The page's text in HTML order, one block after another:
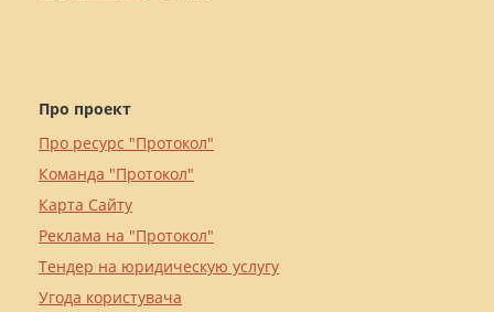
Про проект
Про ресурс "Протокол"
Команда "Протокол"
Карта Сайту
Реклама на "Протокол"
Тендер на юридическую услугу
Угода користувача